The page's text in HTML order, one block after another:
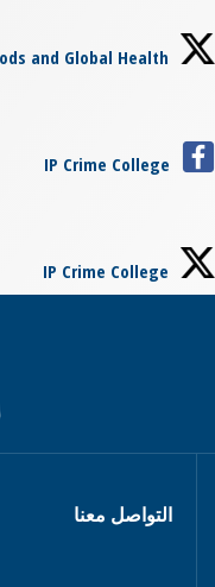
and Global Health
IP Crime College
IP Crime College
التواصل معنا